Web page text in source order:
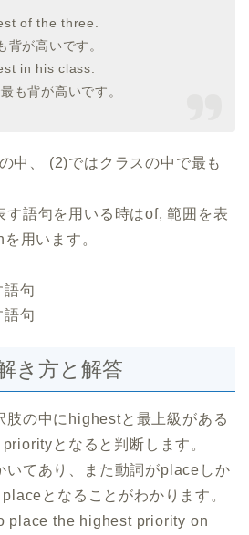
of the three.
背が高いです。
in his class.
も背が高いです。
中、 (2)ではクラスの中で最も
す語句を用いる時はof, 範囲を表
用います。
句
句
き方と解答
肢の中にhighestと最上級がある
となると判断します。
いてあり、また動詞がplaceしか
となることがわかります。
place the highest priority on